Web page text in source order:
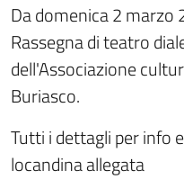
Da domenica 2 marzo
Rassegna di teatro
dell'Associazione
Buriasco.
Tutti i dettagli per info
locandina allegata